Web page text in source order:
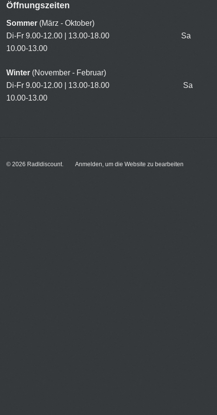
Öffnungszeiten
Sommer (März - Oktober)
Di-Fr 9.00-12.00 | 13.00-18.00 Sa
10.00-13.00
Winter (November - Februar)
Di-Fr 9.00-12.00 | 13.00-18.00 Sa
10.00-13.00
© 2026 Radldiscount. Anmelden, um die Website zu bearbeiten